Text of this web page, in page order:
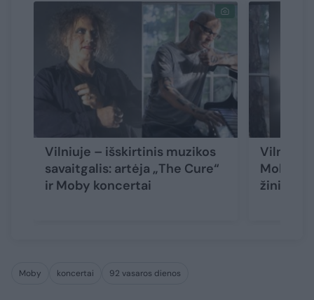
Vilniuje – išskirtinis muzikos
savaitgalis: artėja „The Cure“
ir Moby koncertai
Vilniuje
Moby
žinią
Moby koncertai 92 vasaros dienos